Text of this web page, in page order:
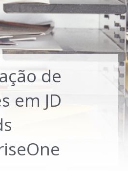
de
em JD